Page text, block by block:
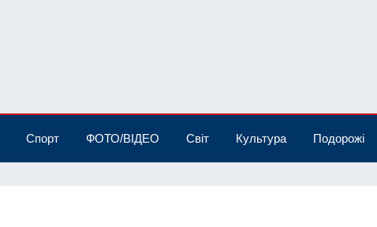
Спорт ФОТО/ВІДЕО Світ Культура Подорожі